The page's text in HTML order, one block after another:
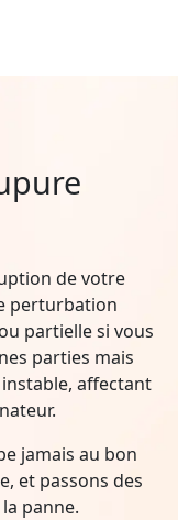
de votre
perturbation
partielle si vous
parties mais
affectant
jamais au bon
et passons des
panne.